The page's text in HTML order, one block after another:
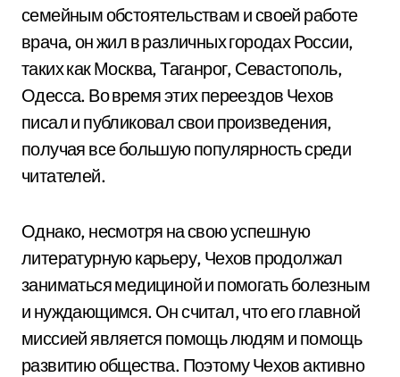
семейным обстоятельствам и своей работе
врача, он жил в различных городах России,
таких как Москва, Таганрог, Севастополь,
Одесса. Во время этих переездов Чехов
писал и публиковал свои произведения,
получая все большую популярность среди
читателей.
Однако, несмотря на свою успешную
литературную карьеру, Чехов продолжал
заниматься медициной и помогать болезным
и нуждающимся. Он считал, что его главной
миссией является помощь людям и помощь
развитию общества. Поэтому Чехов активно